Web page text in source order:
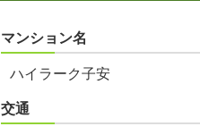
マンション名
ハイラーク子安
交通